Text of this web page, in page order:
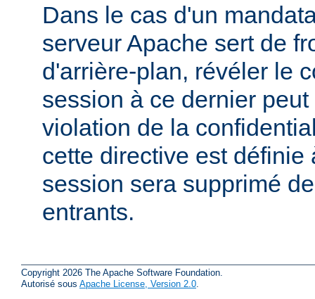
Dans le cas d'un
serveur Apache sert de
d'arrière-plan, révéler le
session à ce dernier
violation de la
cette directive est définie
session sera supprimé
entrants.
Copyright 2026 The Apache Software Foundation.
Autorisé sous Apache License, Version 2.0.